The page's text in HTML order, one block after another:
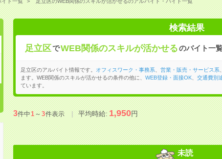
検索結果
足立区でWEB関係のスキルが活かせるのバイト一
足立区のアルバイト情報です。 オフィスワーク・事務系 営業・販売・サービス系
ます。WEB関係のスキルが活かせるの条件の他に、 WEB登録・面接OK、 交通費別
ています。
3件中1～3件表示 平均時給:1,950円
未読